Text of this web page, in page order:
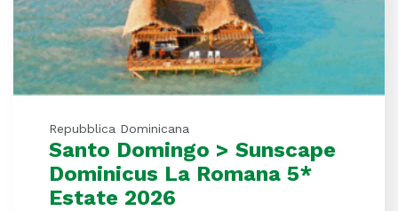
Repubblica Dominicana
Santo Domingo > Sunscape
Dominicus La Romana 5*
Estate 2026